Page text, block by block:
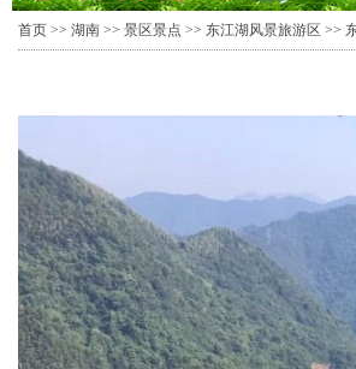
首页 >> 湖南 >> 景区景点 >> 东江湖风景旅游区 >>